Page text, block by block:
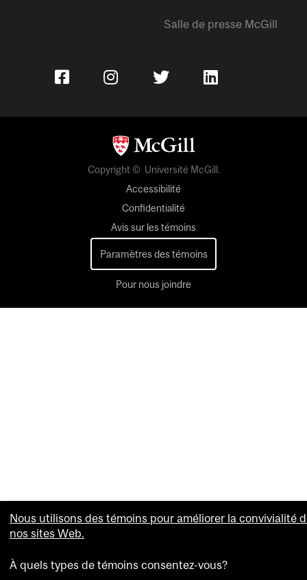
Salle de presse McGill
Copyright © Université McGill.
Accessibilité
Confidentialité
Avis sur les témoins
Paramètres des témoins
Pour nous joindre
Nous utilisons des témoins pour améliorer la convivialité
nos sites Web.
À quels types de témoins consentez-vous?